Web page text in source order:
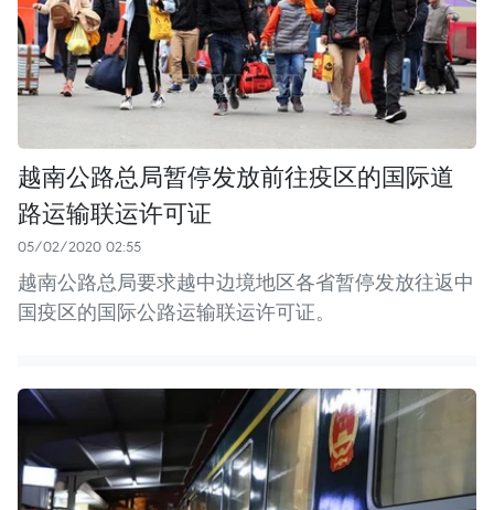
越南公路总局暂停发放前往疫区的国际道
路运输联运许可证
05/02/2020 02:55
越南公路总局要求越中边境地区各省暂停发放往返中
国疫区的国际公路运输联运许可证。